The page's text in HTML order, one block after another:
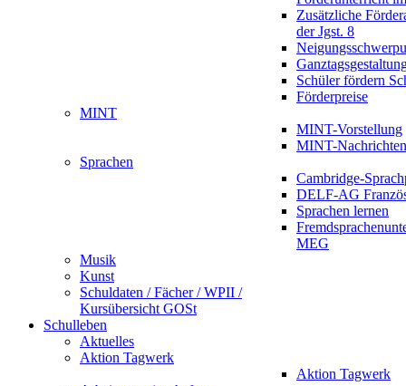
Zusätzliche
der Jgst. 8
Schüler fördern
Förderpreise
MINT
MINT-Vorstellung
MINT-Nachrichten
Sprachen
Cambridge-
DELF-AG
Sprachen lernen
MEG
Musik
Kunst
Schuldaten / Fächer / WPII /
Kursübersicht GOSt
Schulleben
Aktuelles
Aktion Tagwerk
Aktion Tagwerk